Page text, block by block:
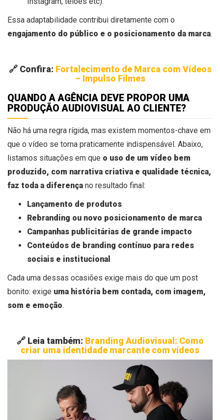
Essa adaptabilidade contribui diretamente com o
engajamento do público e o posicionamento da marca.
🔗 Confira: Fortalecimento de Marca com Vídeos
– Impulso Filmes
QUANDO A AGÊNCIA DEVE PROPOR UMA
PRODUÇÃO AUDIOVISUAL AO CLIENTE?
Não há uma regra rígida, mas existem momentos-chave em
que o vídeo se torna praticamente indispensável. Abaixo,
listamos situações em que o uso de um vídeo bem
produzido, com narrativa criativa e qualidade técnica,
faz toda a diferença no resultado final:
Lançamento de produtos
Rebranding ou novo posicionamento de marca
Campanhas publicitárias de grande impacto
Conteúdos de branding contínuo para redes
sociais e institucional
Cada uma dessas ocasiões exige mais do que um post
bonito: exige uma história bem contada, com imagem,
som e emoção.
🔗 Leia também: Branding Audiovisual: Como
criar uma identidade marcante com vídeos